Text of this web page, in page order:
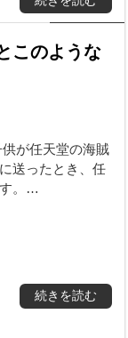
このような
が任天堂の海賊
送ったとき、任
。…
続きを読む